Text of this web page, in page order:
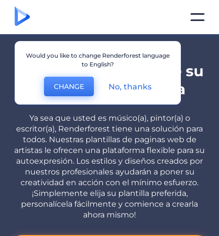
Exprésese a través de su
Sitio Web de Artista
Ya sea que usted es músico(a), pintor(a) o
escritor(a), Renderforest tiene una solución para
todos. Nuestras plantillas de paginas web de
artistas le ofrecen una plataforma flexible para su
autoexpresión. Los estilos y diseños creados por
nuestros profesionales ayudarán a poner su
creatividad en acción con el mínimo esfuerzo.
¡Simplemente elija su plantilla preferida,
personalícela fácilmente y comience a crearla
ahora mismo!
Would you like to change Renderforest language
to English?
CHANGE No, thanks